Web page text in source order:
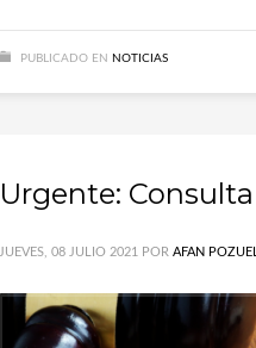
PUBLICADO EN NOTICIAS
Urgente:
JUEVES, 08 JULIO 2021 POR AFAN